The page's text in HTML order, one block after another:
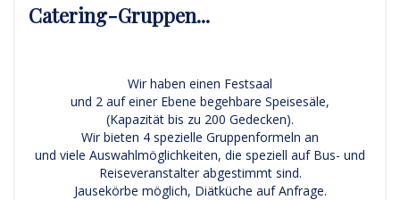
Catering-Gruppen...
Wir haben einen Festsaal
und 2 auf einer Ebene begehbare Speisesäle,
(Kapazität bis zu 200 Gedecken).
Wir bieten 4 spezielle Gruppenformeln an
und viele Auswahlmöglichkeiten, die speziell auf Bus- und
Reiseveranstalter abgestimmt sind.
Jausekörbe möglich, Diätküche auf Anfrage.